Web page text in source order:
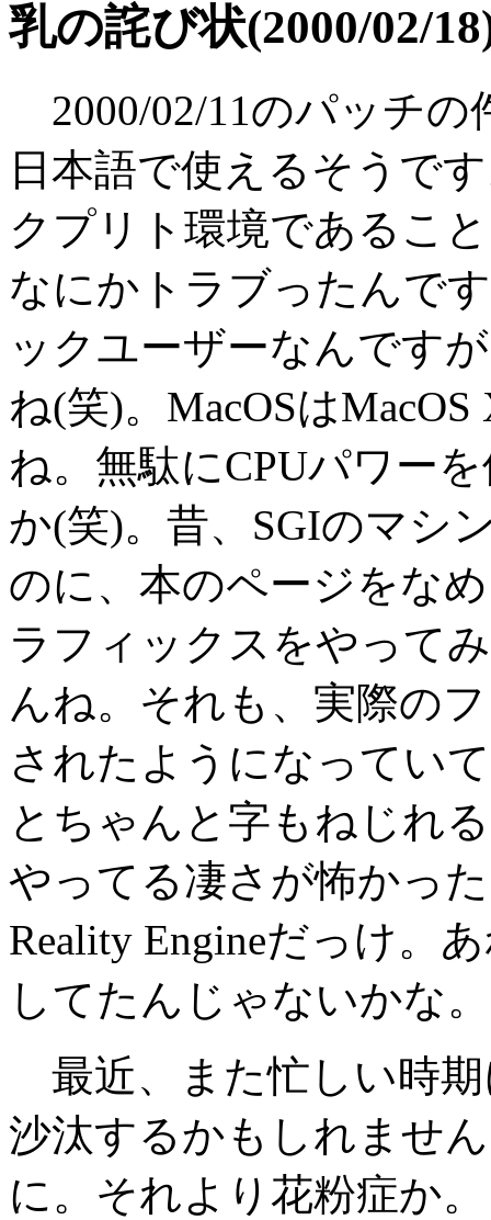
乳の詫び状(2000/02/
2000/02/11のパッチの
日本語で使えるそうで
クプリト環境であるこ
なにかトラブったんで
ックユーザーなんです
ね(笑)。MacOSは
ね。無駄にCPUパワー
か(笑)。昔、SGIのマシ
のに、本のページをな
ラフィックスをやって
んね。それも、実際の
されたようになってい
とちゃんと字もねじれ
やってる凄さが怖かっ
Reality Engineだっけ。
してたんじゃないかな。
最近、また忙しい時
沙汰するかもしれませ
に。それより花粉症か。